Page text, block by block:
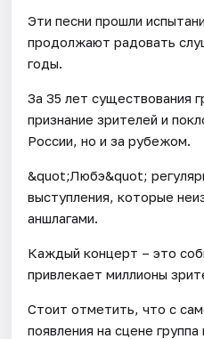
Эти песни прошли
продолжают радовать
годы.
За 35 лет существования
признание зрителей и
России, но и за рубежом.
&quot;Любэ&quot;
выступления, которые
аншлагами.
Каждый концерт – это
привлекает миллионы
Стоит отметить, что с
появления на сцене